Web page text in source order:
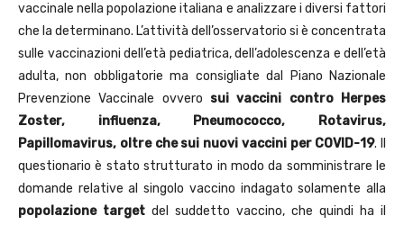
vaccinale nella popolazione italiana e analizzare i diversi fattori
che la determinano. L’attività dell’osservatorio si è concentrata
sulle vaccinazioni dell’età pediatrica, dell’adolescenza e dell’età
adulta, non obbligatorie ma consigliate dal Piano Nazionale
Prevenzione Vaccinale ovvero sui vaccini contro Herpes
Zoster, influenza, Pneumococco, Rotavirus,
Papillomavirus, oltre che sui nuovi vaccini per COVID-19. Il
questionario è stato strutturato in modo da somministrare le
domande relative al singolo vaccino indagato solamente alla
popolazione target del suddetto vaccino, che quindi ha il